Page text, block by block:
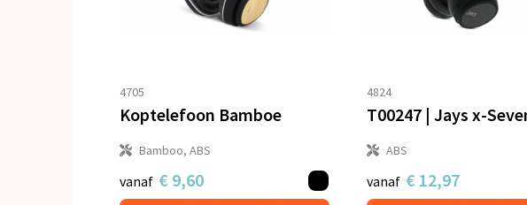
4705
Koptelefoon Bamboe
Bamboo, ABS
vanaf € 9,60
4824
ABS
vanaf € 12,97